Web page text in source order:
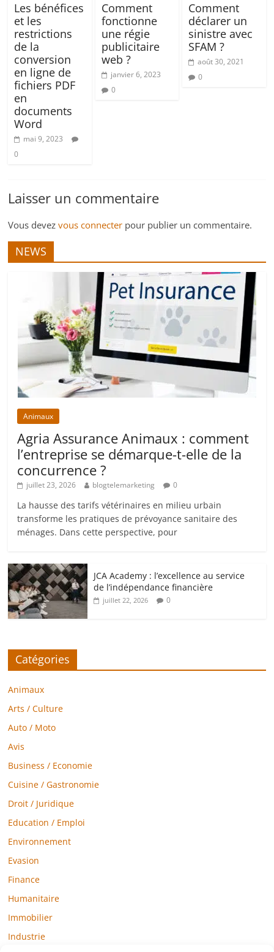
Les bénéfices
et les
restrictions
de la
conversion
en ligne de
fichiers PDF
en
documents
Word
mai 9, 2023
0
Comment
fonctionne
une régie
publicitaire
web ?
janvier 6, 2023
0
Comment
déclarer un
sinistre avec
SFAM ?
août 30, 2021
0
Laisser un commentaire
Vous devezvous connecter pour publier un commentaire.
NEWS
Animaux
Agria Assurance Animaux : comment
l’entreprise se démarque-t-elle de la
concurrence ?
juillet 23, 2026 blogtelemarketing 0
La hausse des tarifs vétérinaires en milieu urbain
transforme les pratiques de prévoyance sanitaire des
ménages. Dans cette perspective, pour
JCA Academy : l’excellence au service
de l’indépendance financière
juillet 22, 2026 0
Catégories
Animaux
Arts / Culture
Auto / Moto
Avis
Business / Economie
Cuisine / Gastronomie
Droit / Juridique
Education / Emploi
Environnement
Evasion
Finance
Humanitaire
Immobilier
Industrie